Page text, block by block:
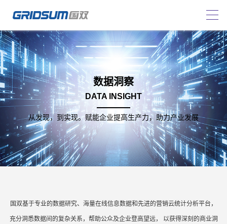
数据洞察
DATA INSIGHT
从发现，到实现。赋能企业提高生产力，助力产业发展
国双基于专业的数据研究、海量在线信息数据和先进的营销云统计分析平台，
充分洞悉数据间的复杂关系，帮助公众及企业登高望远， 以获得深刻的商业洞